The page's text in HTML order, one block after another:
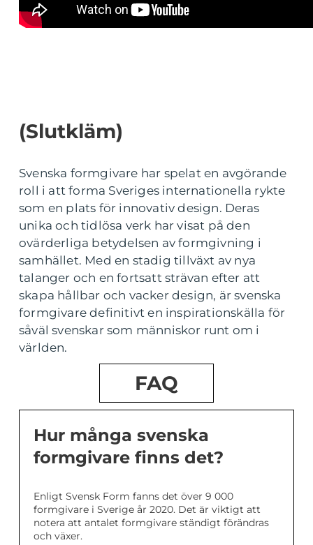
(Slutkläm)
Svenska formgivare har spelat en avgörande
roll i att forma Sveriges internationella rykte
som en plats för innovativ design. Deras
unika och tidlösa verk har visat på den
ovärderliga betydelsen av formgivning i
samhället. Med en stadig tillväxt av nya
talanger och en fortsatt strävan efter att
skapa hållbar och vacker design, är svenska
formgivare definitivt en inspirationskälla för
såväl svenskar som människor runt om i
världen.
FAQ
Hur många svenska
formgivare finns det?
Enligt Svensk Form fanns det över 9 000
formgivare i Sverige år 2020. Det är viktigt att
notera att antalet formgivare ständigt förändras
och växer.